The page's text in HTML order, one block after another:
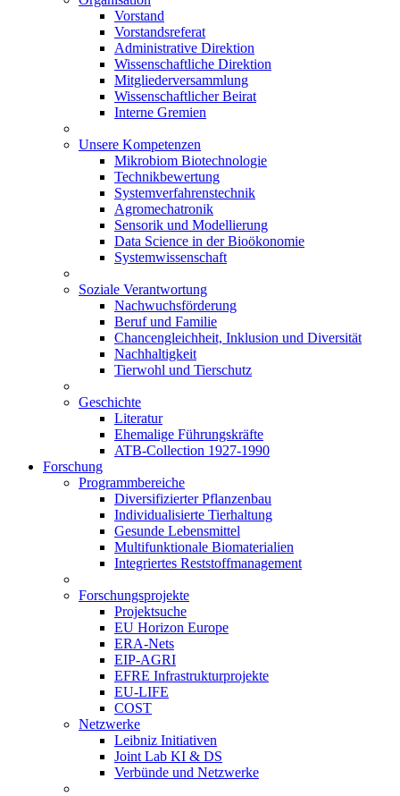
Vorstand
Vorstandsreferat
Administrative Direktion
Wissenschaftliche Direktion
Mitgliederversammlung
Wissenschaftlicher Beirat
Interne Gremien
Unsere Kompetenzen
Mikrobiom Biotechnologie
Technikbewertung
Systemverfahrenstechnik
Agromechatronik
Sensorik und Modellierung
Data Science in der Bioökonomie
Systemwissenschaft
Soziale Verantwortung
Nachwuchsförderung
Beruf und Familie
Chancengleichheit, Inklusion und Diversität
Nachhaltigkeit
Tierwohl und Tierschutz
Geschichte
Literatur
Ehemalige Führungskräfte
ATB-Collection 1927-1990
Forschung
Programmbereiche
Diversifizierter Pflanzenbau
Individualisierte Tierhaltung
Gesunde Lebensmittel
Multifunktionale Biomaterialien
Integriertes Reststoffmanagement
Forschungsprojekte
Projektsuche
EU Horizon Europe
ERA-Nets
EIP-AGRI
EFRE Infrastrukturprojekte
EU-LIFE
COST
Netzwerke
Leibniz Initiativen
Joint Lab KI & DS
Verbünde und Netzwerke